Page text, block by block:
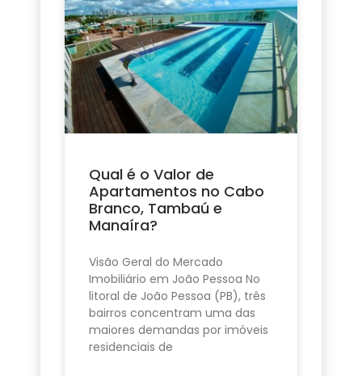
Qual é o Valor de
Apartamentos no Cabo
Branco, Tambaú e
Manaíra?
Visão Geral do Mercado
Imobiliário em João Pessoa No
litoral de João Pessoa (PB), três
bairros concentram uma das
maiores demandas por imóveis
residenciais de